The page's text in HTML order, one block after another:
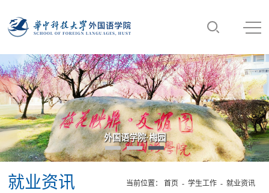
外国语学院·梅园
就业资讯 当前位置： 首页 - 学生工作- 就业资讯